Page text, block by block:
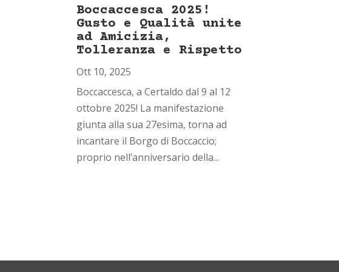
Boccaccesca 2025!
Gusto e Qualità unite
ad Amicizia,
Tolleranza e Rispetto
Ott 10, 2025
Boccaccesca, a Certaldo dal 9 al 12
ottobre 2025! La manifestazione
giunta alla sua 27esima, torna ad
incantare il Borgo di Boccaccio;
proprio nell’anniversario della...